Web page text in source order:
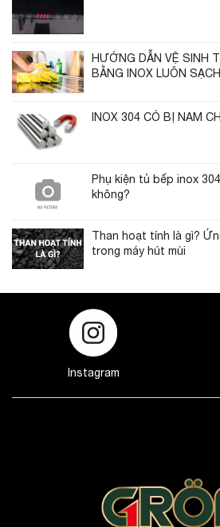
HƯỚNG DẪN VỆ SINH
BẰNG INOX LUÔN
INOX 304 CÓ BỊ NAM
Phụ kiện tủ bếp inox
không?
Than hoạt tính là gì?
trong máy hút mùi
Instagram